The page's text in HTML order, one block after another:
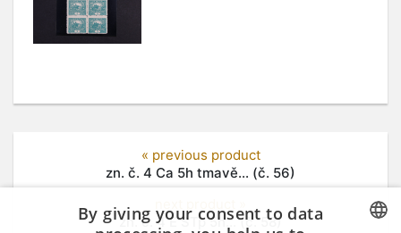
« previous product
zn. č. 4 Ca 5h tmavě... (č. 56)
zn. č. 4 E STp 5h... (č. 58)
By giving your consent to data